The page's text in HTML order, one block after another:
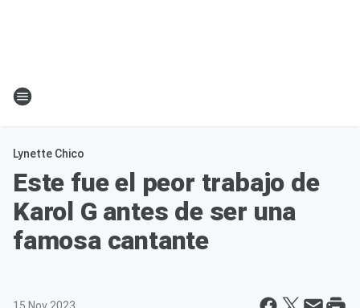
Lynette Chico
Este fue el peor trabajo de
Karol G antes de ser una
famosa cantante